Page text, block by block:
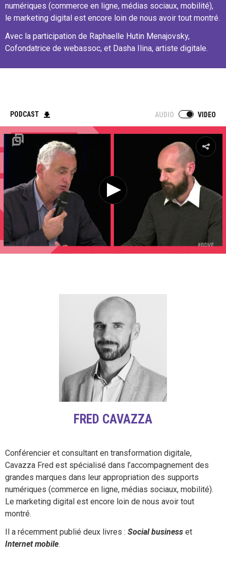
numériques (commerce en ligne, médias sociaux, mobilité),
le marketing digital est encore loin de nous avoir tout montré.
Avec la participation de Raphaelle Hutin Menajovsky,
Cofondatrice de webassoc, et Dasha Ilina, artiste digitale.
PODCAST AUDIO VIDEO
FRED CAVAZZA
Conférencier et consultant en transformation digitale,
Cavazza Fred est spécialisé dans l’accompagnement des
grandes marques dans leur appropriation des supports
numériques (commerce en ligne, médias sociaux, mobilité).
Le marketing digital est encore loin de nous avoir tout
montré.
Il a récemment publié deux livres : Social business et
Internet mobile.